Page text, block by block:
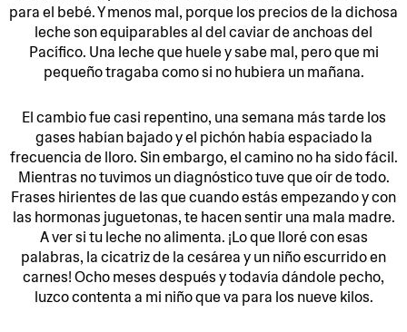
para el bebé. Y menos mal, porque los precios de la dichosa
leche son equiparables al del caviar de anchoas del
Pacífico. Una leche que huele y sabe mal, pero que mi
pequeño tragaba como si no hubiera un mañana.
El cambio fue casi repentino, una semana más tarde los
gases habían bajado y el pichón había espaciado la
frecuencia de lloro. Sin embargo, el camino no ha sido fácil.
Mientras no tuvimos un diagnóstico tuve que oír de todo.
Frases hirientes de las que cuando estás empezando y con
las hormonas juguetonas, te hacen sentir una mala madre.
A ver si tu leche no alimenta. ¡Lo que lloré con esas
palabras, la cicatriz de la cesárea y un niño escurrido en
carnes! Ocho meses después y todavía dándole pecho,
luzco contenta a mi niño que va para los nueve kilos.